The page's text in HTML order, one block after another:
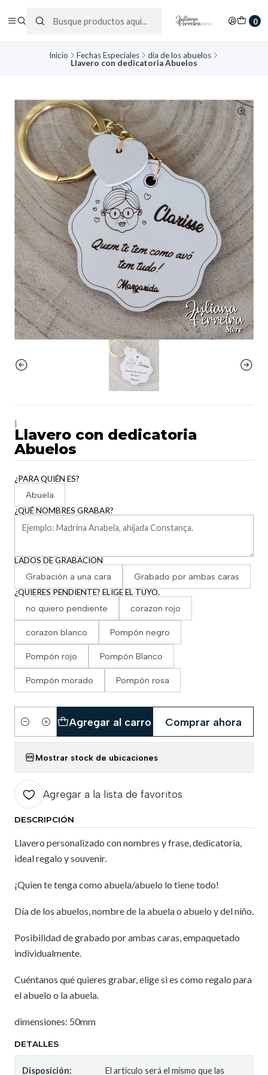
0
Inicio Fechas Especiales
dia de los abuelos
Llavero con dedicatoria Abuelos
Llavero con dedicatoria
Abuelos
¿PARA QUIÉN ES?
Abuela
¿QUÉ NOMBRES GRABAR?
LADOS DE GRABACIÓN
Grabación a una cara Grabado por ambas caras
¿QUIERES PENDIENTE? ELIGE EL TUYO.
no quiero pendiente corazon rojo
corazon blanco Pompón negro
Pompón rojo Pompón Blanco
Pompón morado Pompón rosa
Cantidad
Agregar al carro Comprar ahora
Mostrar stock de ubicaciones
Agregar a la lista de favoritos
DESCRIPCIÓN
Llavero personalizado con nombres y frase, dedicatoria,
ideal regalo y souvenir.
¡Quien te tenga como abuela/abuelo lo tiene todo!
Día de los abuelos, nombre de la abuela o abuelo y del niño.
Posibilidad de grabado por ambas caras, empaquetado
individualmente.
Cuéntanos qué quieres grabar, elige si es como regalo para
el abuelo o la abuela.
dimensiones: 50mm
DETALLES
Disposición: El artículo será el mismo que las